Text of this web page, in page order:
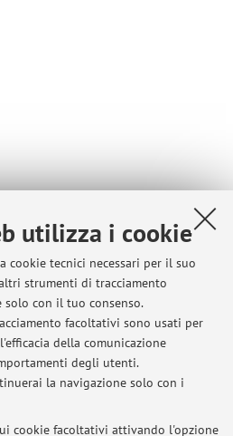
utilizza i cookie
cookie tecnici necessari per il suo
strumenti di tracciamento
con il tuo consenso.
facoltativi sono usati per
della comunicazione
degli utenti.
la navigazione solo con i
cookie facoltativi attivando l'opzione
avvisi
LMCAAM